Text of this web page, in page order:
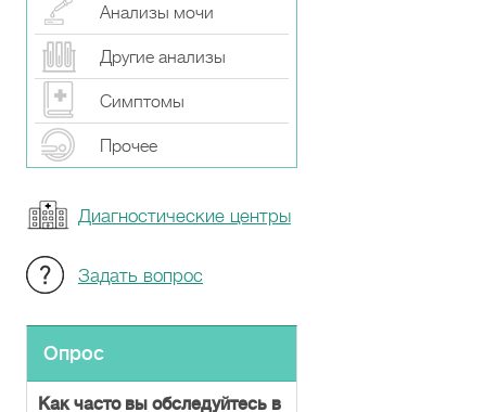
Анализы мочи
Другие анализы
Симптомы
Прочeе
Диагностические центры
Задать вопрос
Опрос
Как часто вы обследуйтесь в